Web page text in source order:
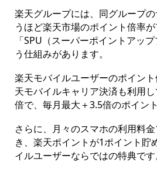
楽天グループには、同グループ
うほど楽天市場のポイント倍率
「SPU（スーパーポイントアッ
う仕組みがあります。
楽天モバイルユーザーのポイン
天モバイルキャリア決済も利用
倍で、毎月最大＋3.5倍のポイン
さらに、月々のスマホの利用料
き、楽天ポイントが1ポイント貯
イルユーザーならではの特典です